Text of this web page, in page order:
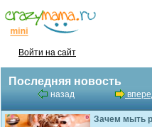
Войти на сайт
Последняя новость
назад
Зачем мыть